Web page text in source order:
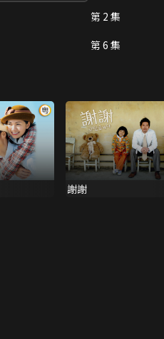
第 2 集
第 6 集
謝謝